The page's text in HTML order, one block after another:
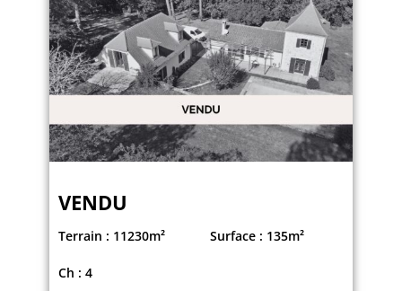
VENDU
Terrain : 11230m² Surface : 135m²
Ch : 4